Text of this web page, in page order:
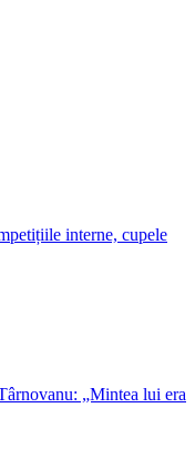
interne, cupele
„Mintea lui era